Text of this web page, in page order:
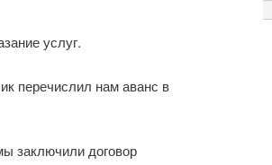
услуг.
перечислил нам аванс в
заключили договор